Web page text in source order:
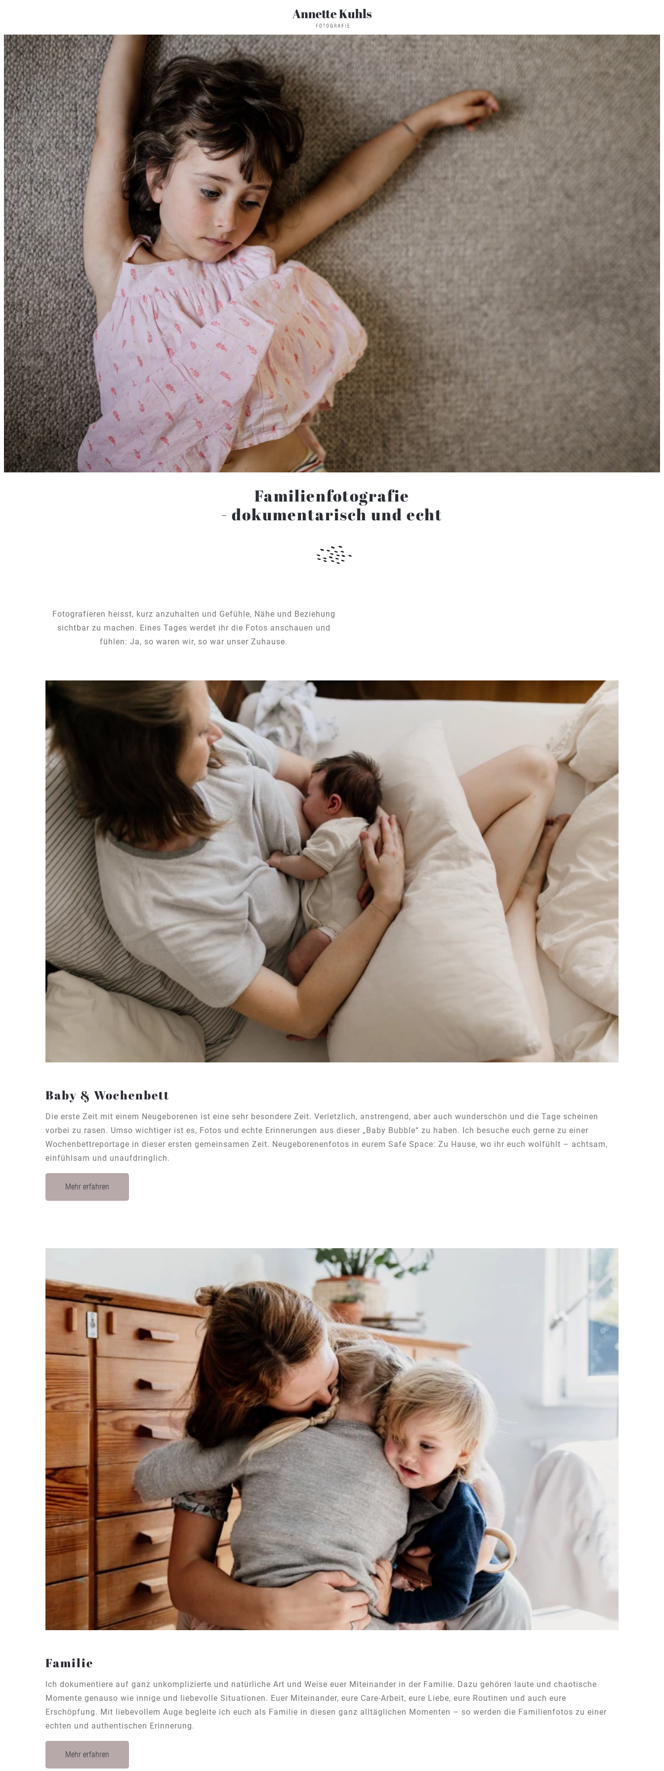
Familienfotografie
- dokumentarisch und echt
Fotografieren heisst, kurz anzuhalten und Gefühle, Nähe und Beziehung
sichtbar zu machen. Eines Tages werdet ihr die Fotos anschauen und
fühlen: Ja, so waren wir, so war unser Zuhause.
Baby & Wochenbett
Die erste Zeit mit einem Neugeborenen ist eine sehr besondere Zeit. Verletzlich, anstrengend, aber auch wunderschön und die Tage scheinen
vorbei zu rasen. Umso wichtiger ist es, Fotos und echte Erinnerungen aus dieser „Baby Bubble“ zu haben. Ich besuche euch gerne zu einer
Wochenbettreportage in dieser ersten gemeinsamen Zeit. Neugeborenenfotos in eurem Safe Space: Zu Hause, wo ihr euch wolfühlt – achtsam,
einfühlsam und unaufdringlich.
Mehr erfahren
Familie
Ich dokumentiere auf ganz unkomplizierte und natürliche Art und Weise euer Miteinander in der Familie. Dazu gehören laute und chaotische
Momente genauso wie innige und liebevolle Situationen. Euer Miteinander, eure Care-Arbeit, eure Liebe, eure Routinen und auch eure
Erschöpfung. Mit liebevollem Auge begleite ich euch als Familie in diesen ganz alltäglichen Momenten – so werden die Familienfotos zu einer
echten und authentischen Erinnerung.
Mehr erfahren